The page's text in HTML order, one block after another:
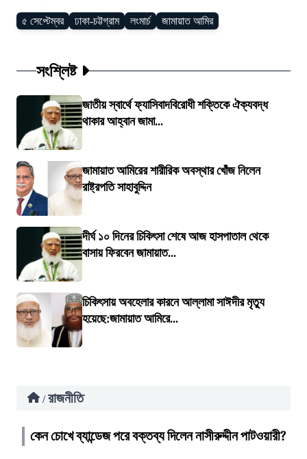
৫ সেপ্টেম্বর ঢাকা-চট্টগ্রাম লংমার্চ জামায়াত আমির
সংশ্লিষ্ট
জাতীয় স্বার্থে ফ্যাসিবাদবিরোধী শক্তিকে ঐক্যবদ্ধ
থাকার আহ্বান জামা...
জামায়াত আমিরের শারীরিক অবস্থার খোঁজ নিলেন
রাষ্ট্রপতি সাহাবুদ্দিন
দীর্ঘ ১০ দিনের চিকিৎসা শেষে আজ হাসপাতাল থেকে
বাসায় ফিরবেন জামায়াত...
চিকিৎসায় অবহেলার কারনে আল্লামা সাঈদীর মৃত্যু
হয়েছে:জামায়াত আমিরে...
/ রাজনীতি
কেন চোখে ব্যান্ডেজ পরে বক্তব্য দিলেন নাসীরুদ্দীন পাটওয়ারী?